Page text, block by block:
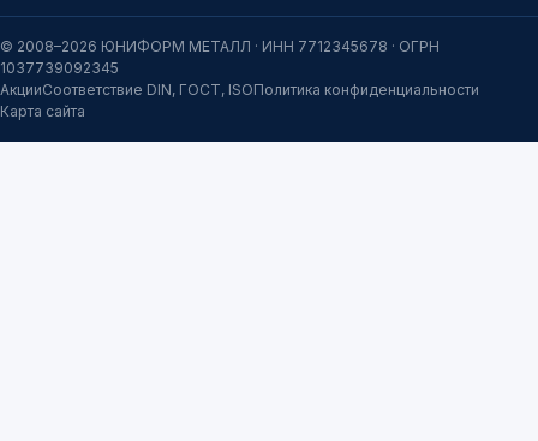
© 2008–2026 ЮНИФОРМ МЕТАЛЛ · ИНН 7712345678 · ОГРН
1037739092345
АкцииСоответствие DIN, ГОСТ, ISOПолитика конфиденциальности
Карта сайта